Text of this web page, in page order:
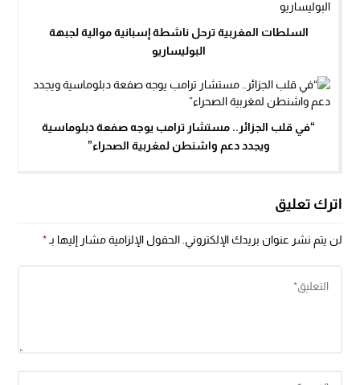
السلطات المغربية ترحل ناشطة إسبانية موالية لجبهة
البوليساريو
“في قلب الجزائر.. مستشار ترامب يوجه صفعة دبلوماسية
ويجدد دعم واشنطن لمغربية الصحراء”
اترك تعليق
لن يتم نشر عنوان بريدك الإلكتروني. الحقول الإلزامية مشار إليها بـ*